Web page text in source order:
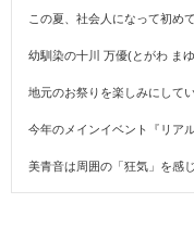
この夏、社会人になって初め
幼馴染の十川 万優(とがわ ま
地元のお祭りを楽しみにしてい
今年のメインイベント『リア
美青音は周囲の「狂気」を感